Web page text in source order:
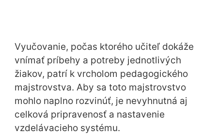
Vyučovanie, počas ktorého učiteľ dokáže
vnímať príbehy a potreby jednotlivých
žiakov, patrí k vrcholom pedagogického
majstrovstva. Aby sa toto majstrovstvo
mohlo naplno rozvinúť, je nevyhnutná aj
celková pripravenosť a nastavenie
vzdelávacieho systému.